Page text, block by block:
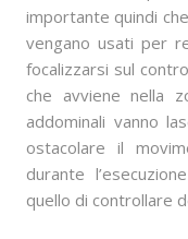
importante quindi
vengano usati per
focalizzarsi sul
che avviene nella
addominali vanno
ostacolare il
durante
quello di controllare